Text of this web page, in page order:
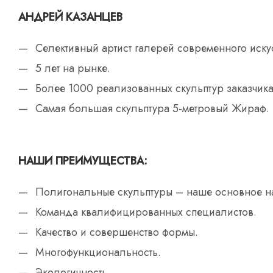
АНДРЕЙ КАЗАНЦЕВ
Селективный артист галерей современного
5 лет на рынке.
Более 1000 реализованных скульптур
Самая большая скульптура 5-метровый Жираф.
НАШИ ПРЕИМУЩЕСТВА:
Полигональные скульптуры – наше основное
Команда квалифицированных специалистов.
Качество и совершенство формы.
Многофункциональность.